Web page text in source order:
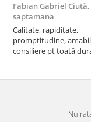
Fabian Gabriel Ciută,
saptamana
Calitate, rapiditate,
promptitudine,
consiliere pt toată durata
Nu